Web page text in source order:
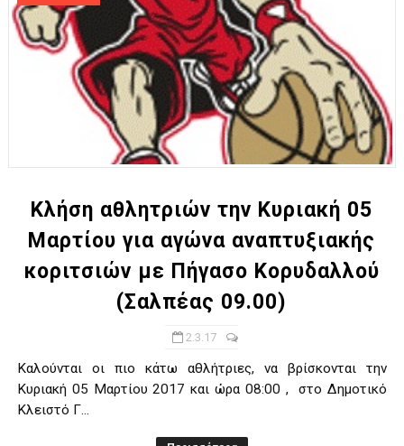
Κλήση αθλητριών την Κυριακή 05
Μαρτίου για αγώνα αναπτυξιακής
κοριτσιών με Πήγασο Κορυδαλλού
(Σαλπέας 09.00)
2.3.17
Καλούνται οι πιο κάτω αθλήτριες, να βρίσκονται την
Κυριακή 05 Μαρτίου 2017 και ώρα 08:00 , στο Δημοτικό
Κλειστό Γ...